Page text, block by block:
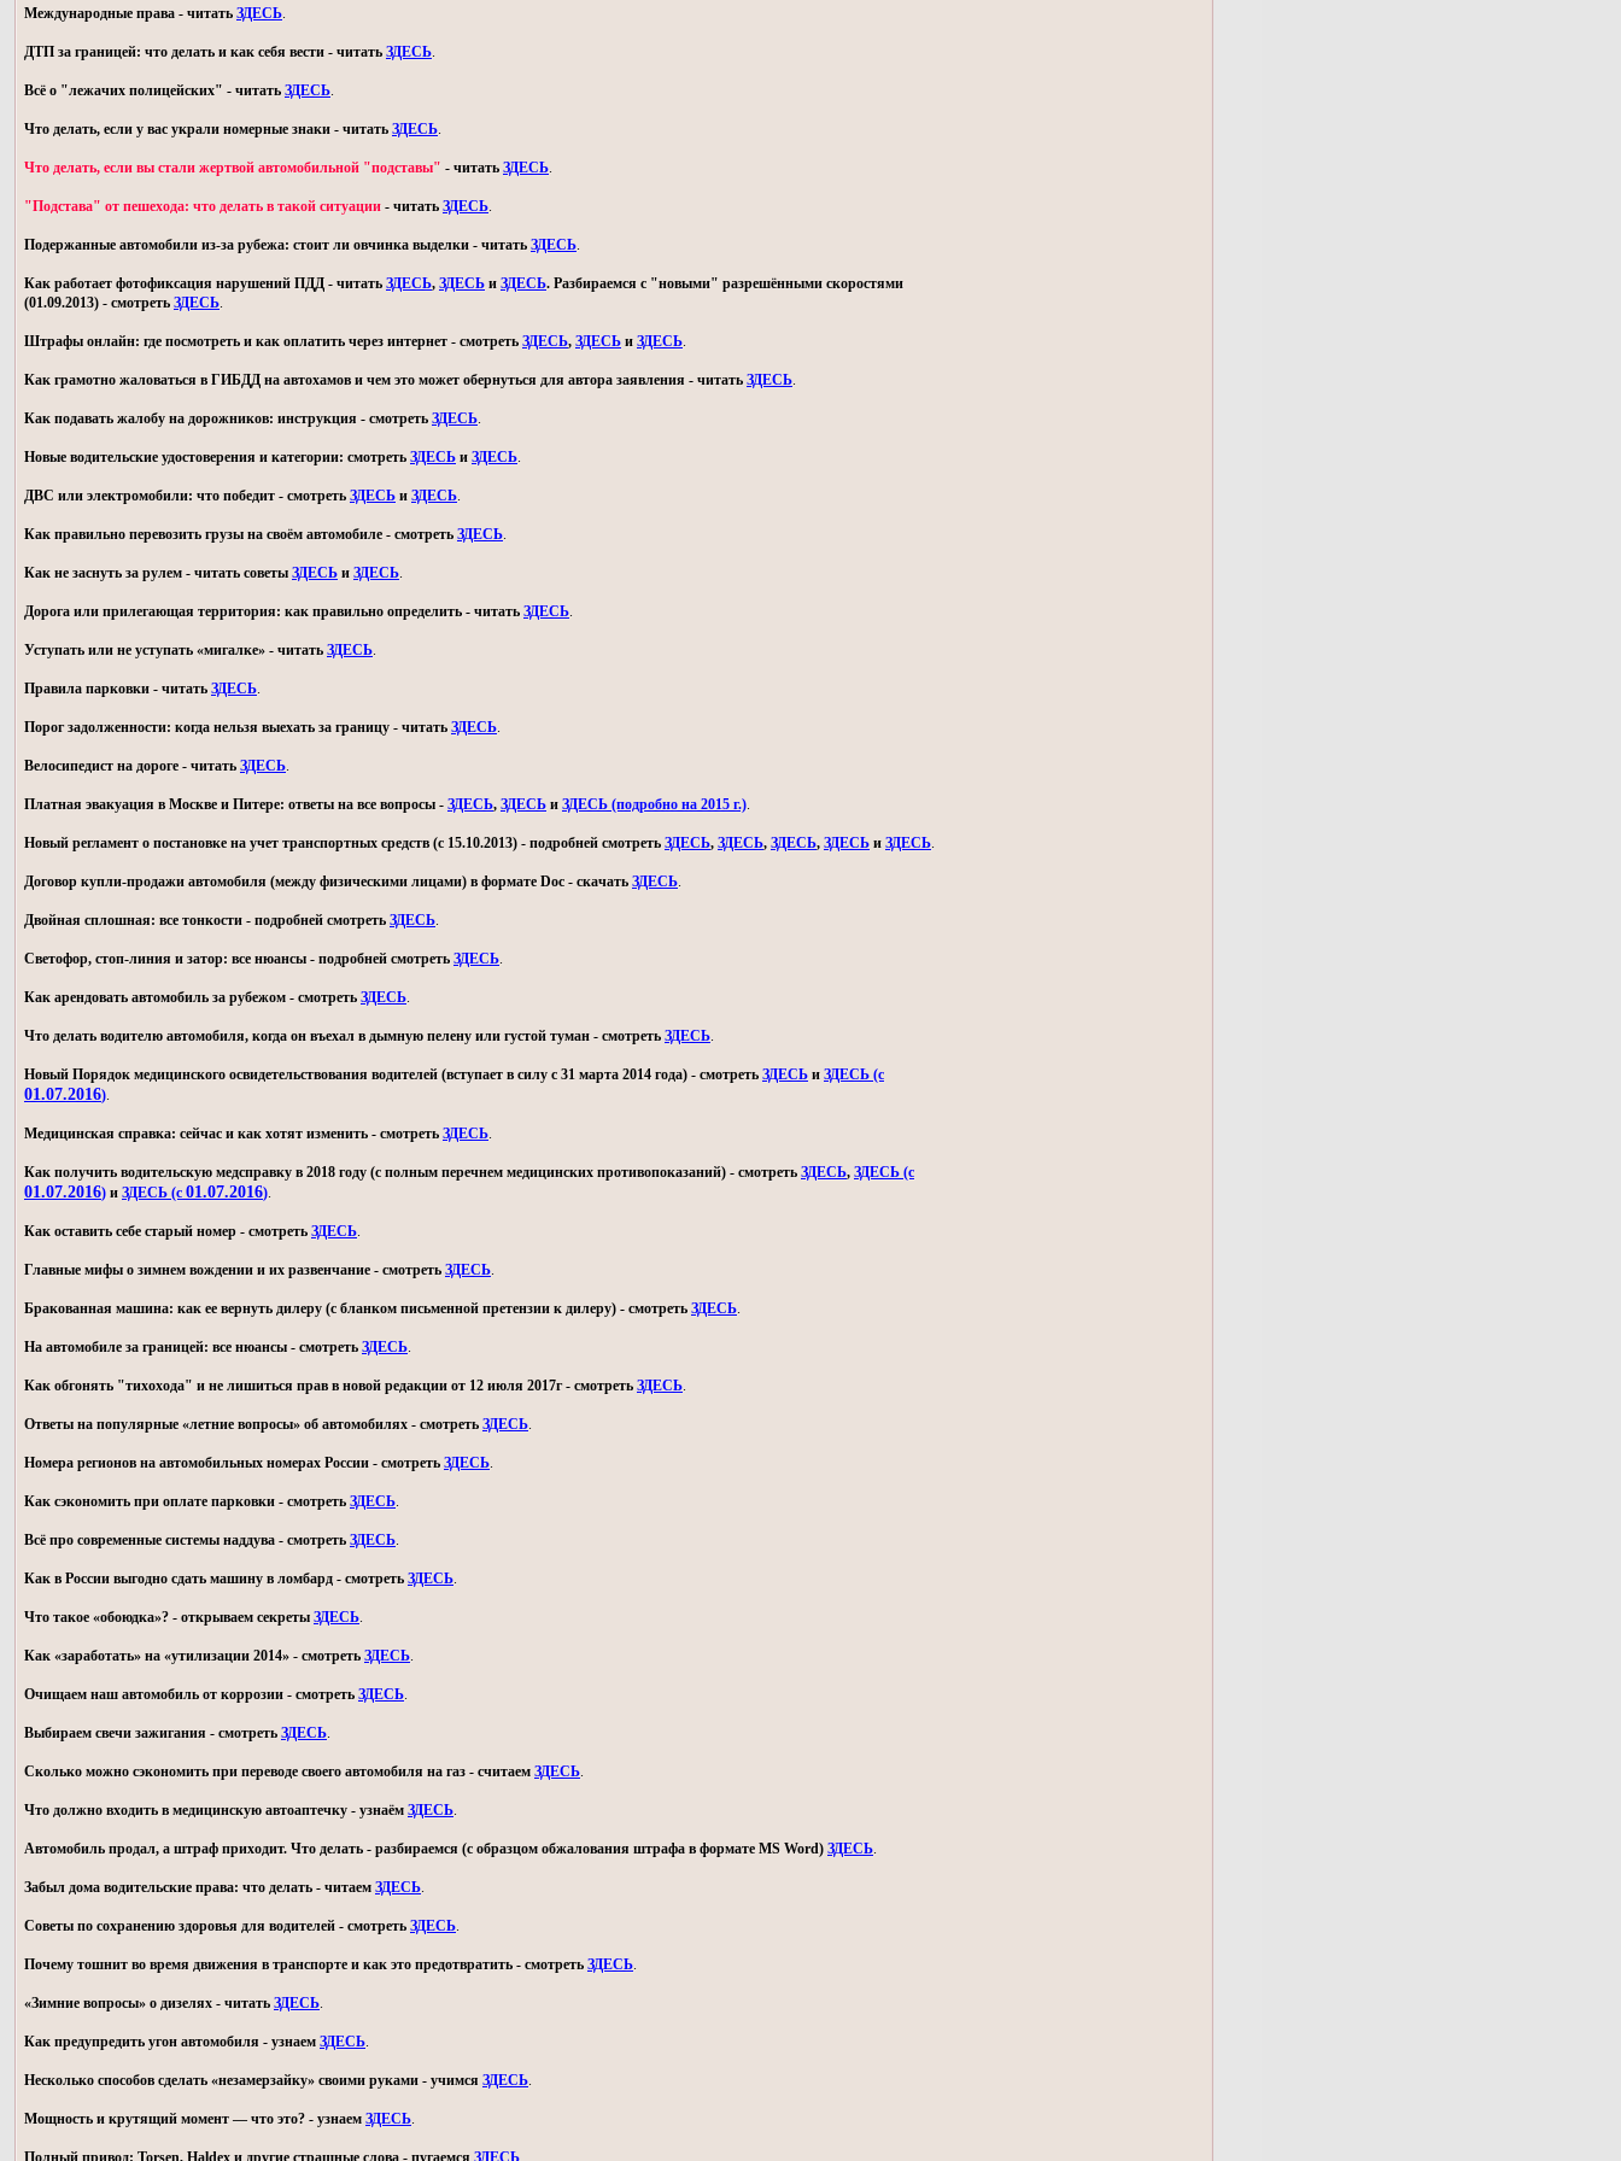
Международные права - читать ЗДЕСЬ.
ДТП за границей: что делать и как себя вести - читать ЗДЕСЬ.
Всё о "лежачих полицейских" - читать ЗДЕСЬ.
Что делать, если у вас украли номерные знаки - читать ЗДЕСЬ.
Что делать, если вы стали жертвой автомобильной "подставы" - читать ЗДЕСЬ.
"Подстава" от пешехода: что делать в такой ситуации - читать ЗДЕСЬ.
Подержанные автомобили из-за рубежа: стоит ли овчинка выделки - читать ЗДЕСЬ.
Как работает фотофиксация нарушений ПДД - читать ЗДЕСЬ, ЗДЕСЬ и ЗДЕСЬ. Разбираемся с "новыми" разрешёнными скоростями
(01.09.2013) - смотреть ЗДЕСЬ.
Штрафы онлайн: где посмотреть и как оплатить через интернет - смотреть ЗДЕСЬ, ЗДЕСЬ и ЗДЕСЬ.
Как грамотно жаловаться в ГИБДД на автохамов и чем это может обернуться для автора заявления - читать ЗДЕСЬ.
Как подавать жалобу на дорожников: инструкция - смотреть ЗДЕСЬ.
Новые водительские удостоверения и категории: смотреть ЗДЕСЬ и ЗДЕСЬ.
ДВС или электромобили: что победит - смотреть ЗДЕСЬ и ЗДЕСЬ.
Как правильно перевозить грузы на своём автомобиле - смотреть ЗДЕСЬ.
Как не заснуть за рулем - читать советы ЗДЕСЬ и ЗДЕСЬ.
Дорога или прилегающая территория: как правильно определить - читать ЗДЕСЬ.
Уступать или не уступать «мигалке» - читать ЗДЕСЬ.
Правила парковки - читать ЗДЕСЬ.
Порог задолженности: когда нельзя выехать за границу - читать ЗДЕСЬ.
Велосипедист на дороге - читать ЗДЕСЬ.
Платная эвакуация в Москве и Питере: ответы на все вопросы - ЗДЕСЬ, ЗДЕСЬ и ЗДЕСЬ (подробно на 2015 г.).
Новый регламент о постановке на учет транспортных средств (с 15.10.2013) - подробней смотреть ЗДЕСЬ, ЗДЕСЬ, ЗДЕСЬ, ЗДЕСЬ и ЗДЕСЬ.
Договор купли-продажи автомобиля (между физическими лицами) в формате Doc - скачать ЗДЕСЬ.
Двойная сплошная: все тонкости - подробней смотреть ЗДЕСЬ.
Светофор, стоп-линия и затор: все нюансы - подробней смотреть ЗДЕСЬ.
Как арендовать автомобиль за рубежом - смотреть ЗДЕСЬ.
Что делать водителю автомобиля, когда он въехал в дымную пелену или густой туман - смотреть ЗДЕСЬ.
Новый Порядок медицинского освидетельствования водителей (вступает в силу с 31 марта 2014 года) - смотреть ЗДЕСЬ и ЗДЕСЬ (с
01.07.2016).
Медицинская справка: сейчас и как хотят изменить - смотреть ЗДЕСЬ.
Как получить водительскую медсправку в 2018 году (с полным перечнем медицинских противопоказаний) - смотреть ЗДЕСЬ, ЗДЕСЬ (с
01.07.2016) и ЗДЕСЬ (с 01.07.2016).
Как оставить себе старый номер - смотреть ЗДЕСЬ.
Главные мифы о зимнем вождении и их развенчание - смотреть ЗДЕСЬ.
Бракованная машина: как ее вернуть дилеру (с бланком письменной претензии к дилеру) - смотреть ЗДЕСЬ.
На автомобиле за границей: все нюансы - смотреть ЗДЕСЬ.
Как обгонять "тихохода" и не лишиться прав в новой редакции от 12 июля 2017г - смотреть ЗДЕСЬ.
Ответы на популярные «летние вопросы» об автомобилях - смотреть ЗДЕСЬ.
Номера регионов на автомобильных номерах России - смотреть ЗДЕСЬ.
Как сэкономить при оплате парковки - смотреть ЗДЕСЬ.
Всё про современные системы наддува - смотреть ЗДЕСЬ.
Как в России выгодно сдать машину в ломбард - смотреть ЗДЕСЬ.
Что такое «обоюдка»? - открываем секреты ЗДЕСЬ.
Как «заработать» на «утилизации 2014» - смотреть ЗДЕСЬ.
Очищаем наш автомобиль от коррозии - смотреть ЗДЕСЬ.
Выбираем свечи зажигания - смотреть ЗДЕСЬ.
Сколько можно сэкономить при переводе своего автомобиля на газ - считаем ЗДЕСЬ.
Что должно входить в медицинскую автоаптечку - узнаём ЗДЕСЬ.
Автомобиль продал, а штраф приходит. Что делать - разбираемся (с образцом обжалования штрафа в формате MS Word) ЗДЕСЬ.
Забыл дома водительские права: что делать - читаем ЗДЕСЬ.
Советы по сохранению здоровья для водителей - смотреть ЗДЕСЬ.
Почему тошнит во время движения в транспорте и как это предотвратить - смотреть ЗДЕСЬ.
«Зимние вопросы» о дизелях - читать ЗДЕСЬ.
Как предупредить угон автомобиля - узнаем ЗДЕСЬ.
Несколько способов сделать «незамерзайку» своими руками - учимся ЗДЕСЬ.
Мощность и крутящий момент — что это? - узнаем ЗДЕСЬ.
Полный привод: Torsen, Haldex и другие страшные слова - пугаемся ЗДЕСЬ